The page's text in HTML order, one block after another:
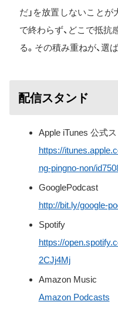
だ」を放置しないこと
で終わらず、どこで抵
る。その積み重ねが、選
配信スタンド
Apple iTunes 公式ス
https://
ng-pingno-non/
GooglePodcast
http://bit.ly/google-
Spotify
https://
2CJj4Mj
Amazon Music
Amazon Podcasts